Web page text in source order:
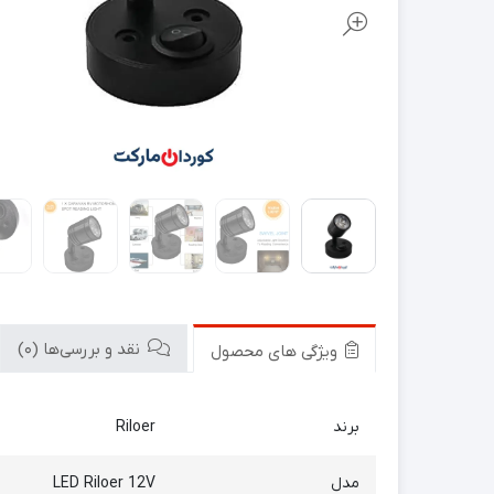
ویژگی های محصول نقد و بررسی‌ها (0)
برند Riloer
مدل LED Riloer 12V